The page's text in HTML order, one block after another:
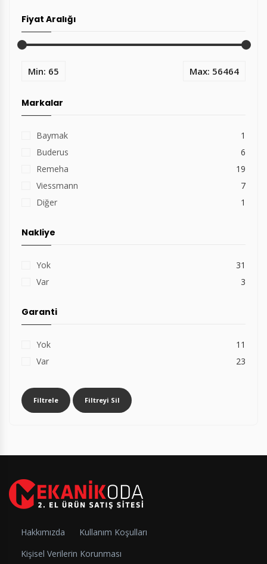
Fiyat Aralığı
Min: 65 Max: 56464
Markalar
Baymak
1
Buderus
6
Remeha
19
Viessmann
7
Diğer
1
Nakliye
Yok
31
Var
3
Garanti
Yok
11
Var
23
Filtrele Filtreyi Sil
Hakkımızda
Kullanım Koşulları
Kişisel Verilerin Korunması